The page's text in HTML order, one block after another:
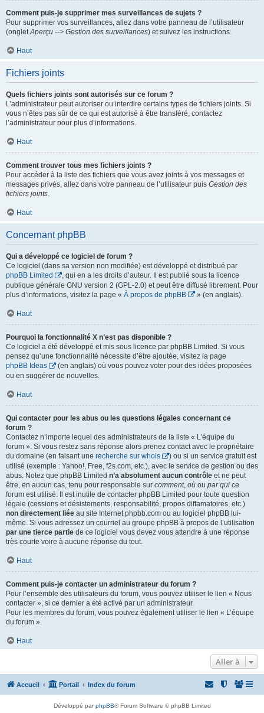
Comment puis-je supprimer mes surveillances de sujets ?
Pour supprimer vos surveillances, allez dans votre panneau de l’utilisateur
(ongletAperçu --> Gestion des surveillances) et suivez les instructions.
Haut
Fichiers joints
Quels fichiers joints sont autorisés sur ce forum ?
L’administrateur peut autoriser ou interdire certains types de fichiers joints. Si
vous n’êtes pas sûr de ce qui est autorisé à être transféré, contactez
l’administrateur pour plus d’informations.
Haut
Comment trouver tous mes fichiers joints ?
Pour accéder à la liste des fichiers que vous avez joints à vos messages et
messages privés, allez dans votre panneau de l’utilisateur puis Gestion des
fichiers joints.
Haut
Concernant phpBB
Qui a développé ce logiciel de forum ?
Ce logiciel (dans sa version non modifiée) est développé et distribué par
phpBB Limited
, qui en a les droits d’auteur. Il est publié sous la licence
publique générale GNU version 2 (GPL-2.0) et peut être diffusé librement. Pour
plus d’informations, visitez la page « À propos de phpBB » (en anglais).
Haut
Pourquoi la fonctionnalité X n’est pas disponible ?
Ce logiciel a été développé et mis sous licence par phpBB Limited. Si vous
pensez qu’une fonctionnalité nécessite d’être ajoutée, visitez la page
phpBB Ideas
(en anglais) où vous pouvez voter pour des idées proposées
ou en suggérer de nouvelles.
Haut
Qui contacter pour les abus ou les questions légales concernant ce
forum ?
Contactez n’importe lequel des administrateurs de la liste « L’équipe du
forum ». Si vous restez sans réponse alors prenez contact avec le propriétaire
du domaine (en faisant une recherche sur whois
) ou si un service gratuit est
utilisé (exemple : Yahoo!, Free, f2s.com, etc.), avec le service de gestion ou des
abus. Notez que phpBB Limited n’a absolument aucun contrôle et ne peut
être, en aucun cas, tenu pour responsable sur comment, où ou par qui ce
forum est utilisé. Il est inutile de contacter phpBB Limited pour toute question
légale (cessions et désistements, responsabilité, propos diffamatoires, etc.)
non directement liée au site Internet phpbb.com ou au logiciel phpBB lui-
même. Si vous adressez un courriel au groupe phpBB à propos de l’utilisation
par une tierce partie de ce logiciel vous devez vous attendre à une réponse
très courte voire à aucune réponse du tout.
Haut
Comment puis-je contacter un administrateur du forum ?
Pour l’ensemble des utilisateurs du forum, vous pouvez utiliser le lien « Nous
contacter », si ce dernier a été activé par un administrateur.
Pour les membres du forum, vous pouvez également utiliser le lien « L’équipe
du forum ».
Haut
Aller à
Accueil Portail Index du forum
Développé parphpBB® Forum Software © phpBB Limited